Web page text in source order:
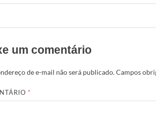
um comentário
de e-mail não será publicado.Campos
*